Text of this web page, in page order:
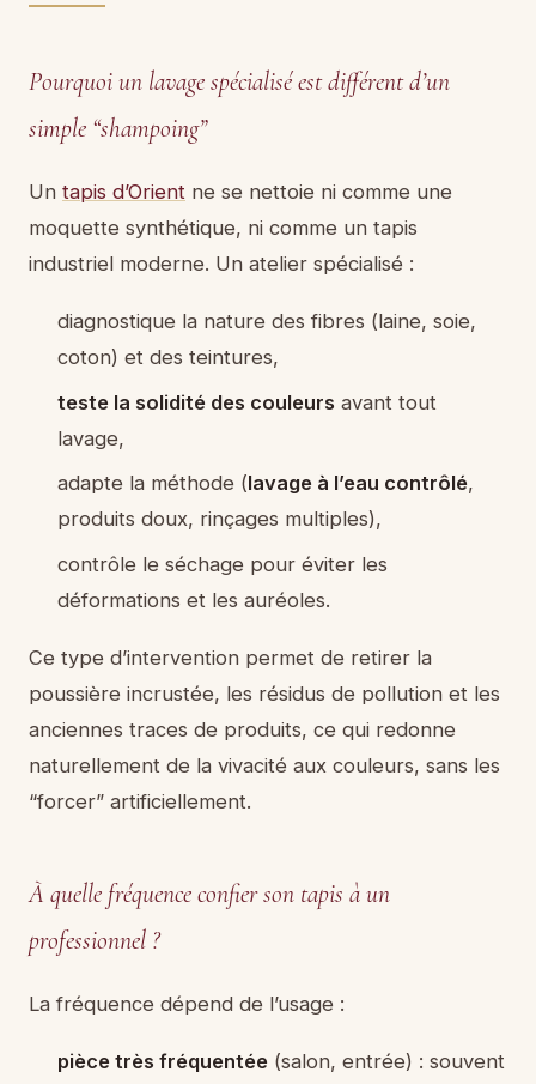
Pourquoi un lavage spécialisé est différent d’un
simple “shampoing”
Un tapis d’Orient ne se nettoie ni comme une
moquette synthétique, ni comme un tapis
industriel moderne. Un atelier spécialisé :
diagnostique la nature des fibres (laine, soie,
coton) et des teintures,
teste la solidité des couleurs avant tout
lavage,
adapte la méthode (lavage à l’eau contrôlé,
produits doux, rinçages multiples),
contrôle le séchage pour éviter les
déformations et les auréoles.
Ce type d’intervention permet de retirer la
poussière incrustée, les résidus de pollution et les
anciennes traces de produits, ce qui redonne
naturellement de la vivacité aux couleurs, sans les
“forcer” artificiellement.
À quelle fréquence confier son tapis à un
professionnel ?
La fréquence dépend de l’usage :
pièce très fréquentée(salon, entrée) : souvent